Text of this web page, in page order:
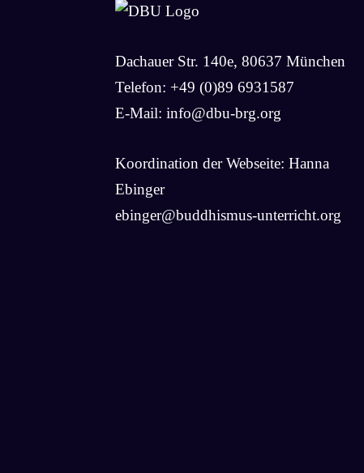
Dachauer Str. 140e, 80637 München
Telefon: +49 (0)89 6931587
E-Mail: info@dbu-brg.org
Koordination der Webseite: Hanna
Ebinger
ebinger@buddhismus-unterricht.org